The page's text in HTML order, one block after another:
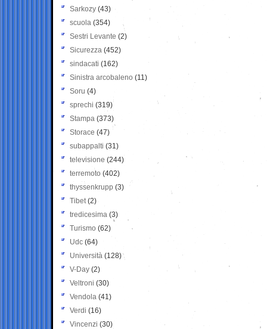
Sarkozy (43)
scuola (354)
Sestri Levante (2)
Sicurezza (452)
sindacati (162)
Sinistra arcobaleno (11)
Soru (4)
sprechi (319)
Stampa (373)
Storace (47)
subappalti (31)
televisione(244)
terremoto (402)
thyssenkrupp (3)
Tibet(2)
tredicesima (3)
Turismo (62)
Udc (64)
Università (128)
V-Day (2)
Veltroni (30)
Vendola (41)
Verdi (16)
Vincenzi (30)